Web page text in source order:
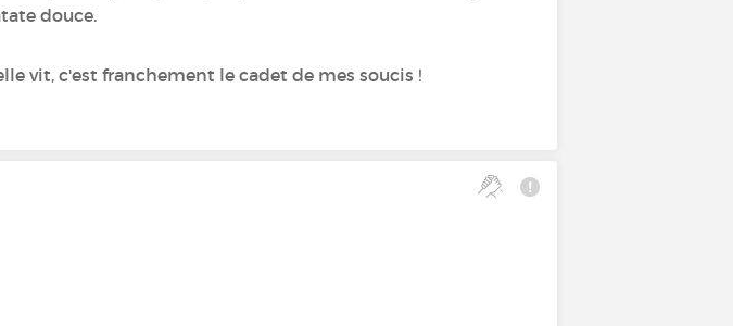
douce.
vit, c'est franchement le cadet de mes soucis !